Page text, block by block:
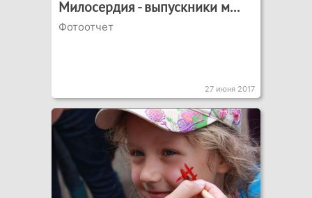
Милосердия - выпускники м...
Фотоотчет
27 июня 2017